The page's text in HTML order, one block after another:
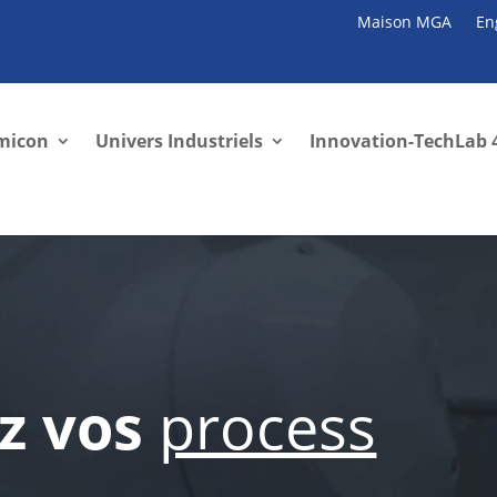
Maison MGA
Univers Industriels Innovation-TechLab
vos process